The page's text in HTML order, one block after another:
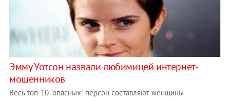
Эмму Уотсон назвали любимицей интернет-
мошенников
Весь топ-10 "опасных" персон составляют женщины